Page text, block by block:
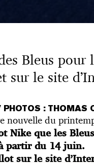
Bleus pour
sur le site
: THOMAS
nouvelle du
Nike que les
partir du 14 juin.
sur le site